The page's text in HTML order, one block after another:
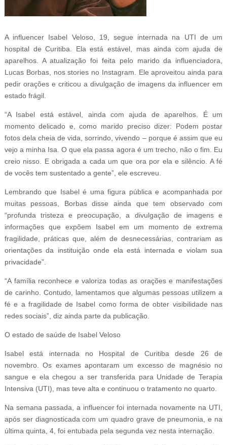
A influencer Isabel Veloso, 19, segue internada na UTI de um
hospital de Curitiba. Ela está estável, mas ainda com ajuda de
aparelhos. A atualização foi feita pelo marido da influenciadora,
Lucas Borbas, nos stories no Instagram. Ele aproveitou ainda para
pedir orações e criticou a divulgação de imagens da influencer em
estado frágil.
“A Isabel está estável, ainda com ajuda de aparelhos. É um
momento delicado e, como marido preciso dizer: Podem postar
fotos dela cheia de vida, sorrindo, vivendo – porque é assim que eu
vejo a minha Isa. O que ela passa agora é um trecho, não o fim. Eu
creio nisso. E obrigada a cada um que ora por ela e silêncio. A fé
de vocês tem sustentado a gente”, ele escreveu.
Lembrando que Isabel é uma figura pública e acompanhada por
muitas pessoas, Borbas disse ainda que tem observado com
“profunda tristeza e preocupação, a divulgação de imagens e
informações que expõem Isabel em um momento de extrema
fragilidade, práticas que, além de desnecessárias, contrariam as
orientações da instituição onde ela está internada e violam sua
privacidade”.
“A família reconhece e valoriza todas as orações e manifestações
de carinho. Contudo, lamentamos que algumas pessoas utilizem a
fé e a fragilidade de Isabel como forma de obter visibilidade nas
redes sociais”, diz ainda parte da publicação.
O estado de saúde de Isabel Veloso
Isabel está internada no Hospital de Curitiba desde 26 de
novembro. Os exames apontaram um excesso de magnésio no
sangue e ela chegou a ser transferida para Unidade de Terapia
Intensiva (UTI), mas teve alta e continuou o tratamento no quarto.
Na semana passada, a influencer foi internada novamente na UTI,
após ser diagnosticada com um quadro grave de pneumonia, e na
última quinta, 4, foi entubada pela segunda vez nesta internação.